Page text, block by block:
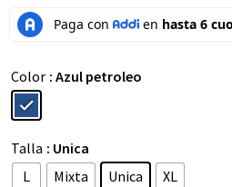
Color : Azul petroleo
Talla : Unica
L
Mixta Unica
XL